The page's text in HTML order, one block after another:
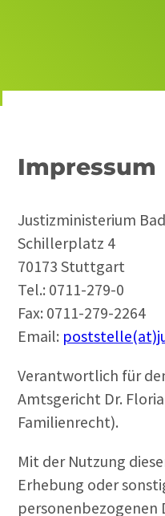
Impressum
Justizministerium
Schillerplatz 4
70173 Stuttgart
Tel.: 0711-279-0
Fax: 0711-279-2264
Email:
Verantwortlich für
Amtsgericht Dr.
Familienrecht).
Mit der Nutzung
Erhebung oder
personenbezogenen